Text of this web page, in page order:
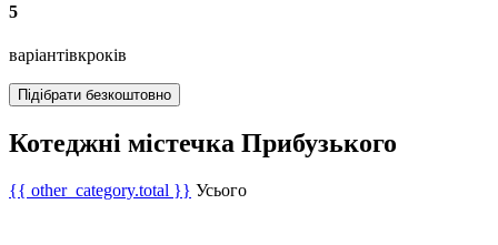
5
варіантівкроків
Підібрати безкоштовно
Котеджні містечка Прибузького
{{ other_category.total }} Усього